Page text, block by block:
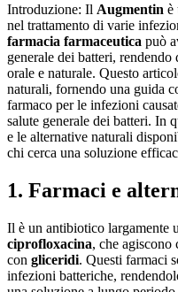
Introduzione: Il Augmentin è
nel trattamento di varie
farmacia farmaceutica può
generale dei batteri,
orale e naturale. Questo
naturali, fornendo una guida
farmaco per le infezioni
salute generale dei batteri. In
e le alternative naturali
chi cerca una soluzione
1. Farmaci e
Il è un antibiotico largamente
ciprofloxacina, che agiscono
con gliceridi. Questi farmaci
infezioni batteriche,